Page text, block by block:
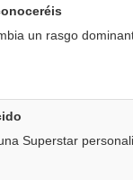
un rasgo
Superstar